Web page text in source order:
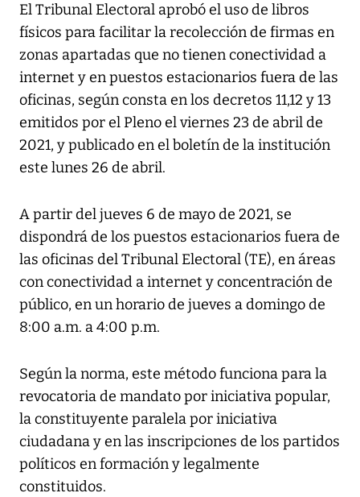
El Tribunal Electoral aprobó el uso de libros
físicos para facilitar la recolección de firmas en
zonas apartadas que no tienen conectividad a
internet y en puestos estacionarios fuera de las
oficinas, según consta en los decretos 11,12 y 13
emitidos por el Pleno el viernes 23 de abril de
2021, y publicado en el boletín de la institución
este lunes 26 de abril.
A partir del jueves 6 de mayo de 2021, se
dispondrá de los puestos estacionarios fuera de
las oficinas del Tribunal Electoral (TE), en áreas
con conectividad a internet y concentración de
público, en un horario de jueves a domingo de
8:00 a.m. a 4:00 p.m.
Según la norma, este método funciona para la
revocatoria de mandato por iniciativa popular,
la constituyente paralela por iniciativa
ciudadana y en las inscripciones de los partidos
políticos en formación y legalmente
constituidos.